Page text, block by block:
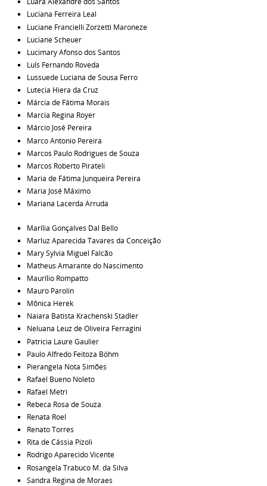
Luciana Ferreira Leal
Luciane Francielli Zorzetti Maroneze
Luciane Scheuer
Lucimary Afonso dos Santos
Luís Fernando Roveda
Lussuede Luciana de Sousa Ferro
Lutecia Hiera da Cruz
Márcia de Fátima Morais
Marcia Regina Royer
Márcio José Pereira
Marco Antonio Pereira
Marcos Paulo Rodrigues de Souza
Marcos Roberto Pirateli
Maria de Fátima Junqueira Pereira
Maria José Máximo
Mariana Lacerda Arruda
Marília Gonçalves Dal Bello
Marluz Aparecida Tavares da Conceição
Mary Sylvia Miguel Falcão
Matheus Amarante do Nascimento
Maurílio Rompatto
Mauro Parolin
Mônica Herek
Naiara Batista Krachenski Stadler
Neluana Leuz de Oliveira Ferragini
Patricia Laure Gaulier
Paulo Alfredo Feitoza Böhm
Pierangela Nota Simões
Rafael Bueno Noleto
Rafael Metri
Rebeca Rosa de Souza
Renata Roel
Renato Torres
Rita de Cássia Pizoli
Rodrigo Aparecido Vicente
Rosangela Trabuco M. da Silva
Sandra Regina de Moraes